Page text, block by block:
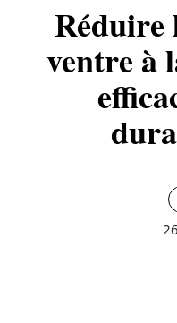
Réduire
ventre à